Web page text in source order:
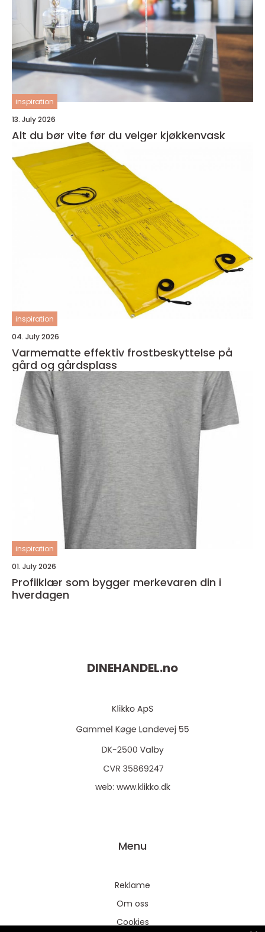
inspiration
13. July 2026
Alt du bør vite før du velger kjøkkenvask
inspiration
04. July 2026
Varmematte effektiv frostbeskyttelse på
gård og gårdsplass
inspiration
01. July 2026
Profilklær som bygger merkevaren din i
hverdagen
DINEHANDEL.no
web: www.klikko.dk
Menu
Reklame
Om oss
Cookies